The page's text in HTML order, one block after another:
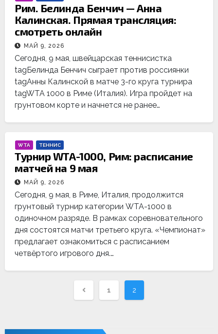
Рим. Белинда Бенчич — Анна
Калинская. Прямая трансляция:
смотреть онлайн
МАЙ 9, 2026
Сегодня, 9 мая, швейцарская теннисистка
tagБелинда Бенчич сыграет против россиянки
tagАнны Калинской в матче 3-го круга турнира
tagWTA 1000 в Риме (Италия). Игра пройдет на
грунтовом корте и начнется не ранее…
WTA ТЕННИС
Турнир WTA-1000, Рим: расписание
матчей на 9 мая
МАЙ 9, 2026
Сегодня, 9 мая, в Риме, Италия, продолжится
грунтовый турнир категории WTA-1000 в
одиночном разряде. В рамках соревновательного
дня состоятся матчи третьего круга. «Чемпионат»
предлагает ознакомиться с расписанием
четвёртого игрового дня.…
Навигация
по
1 2